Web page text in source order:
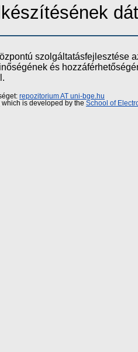
szolgáltatásfejlesztése
és
repozitorium AT uni-bge.hu
which is developed by the School of